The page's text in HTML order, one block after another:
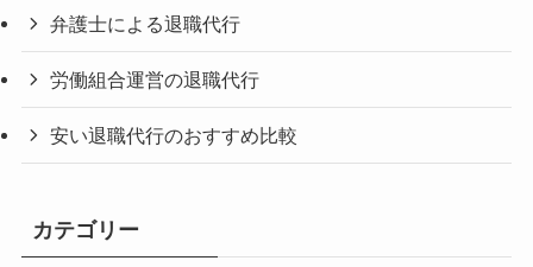
弁護士による退職代行
労働組合運営の退職代行
安い退職代行のおすすめ比較
カテゴリー